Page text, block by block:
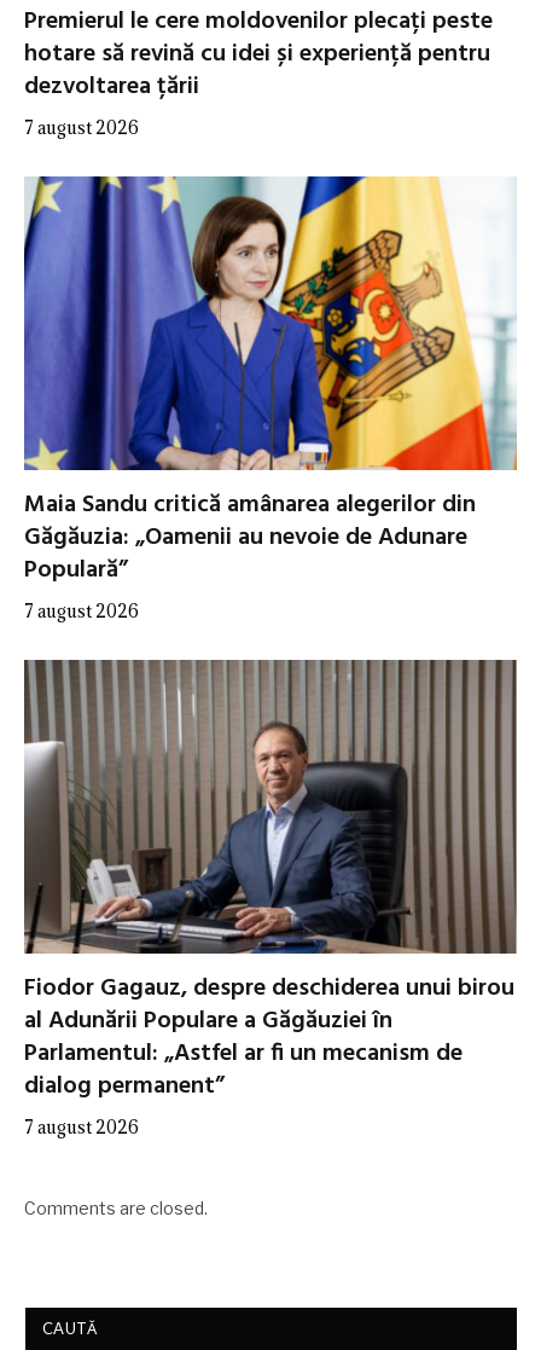
Premierul le cere moldovenilor plecați peste
hotare să revină cu idei și experiență pentru
dezvoltarea țării
7 august 2026
Maia Sandu critică amânarea alegerilor din
Găgăuzia: „Oamenii au nevoie de Adunare
Populară”
7 august 2026
Fiodor Gagauz, despre deschiderea unui birou
al Adunării Populare a Găgăuziei în
Parlamentul: „Astfel ar fi un mecanism de
dialog permanent”
7 august 2026
Comments are closed.
CAUTĂ